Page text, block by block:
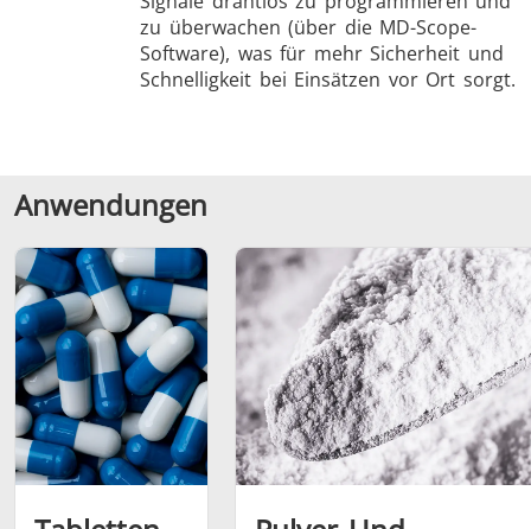
zu überwachen (über die MD-Scope-
Software), was für mehr Sicherheit und
Schnelligkeit bei Einsätzen vor Ort sorgt.
Anwendungen